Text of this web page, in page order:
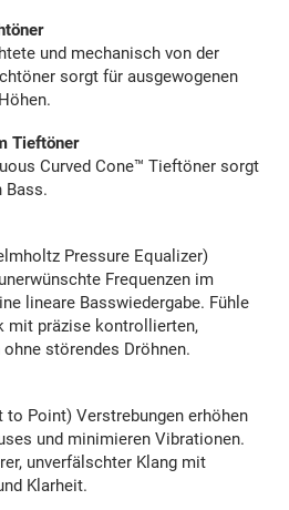
und mechanisch von der
sorgt für ausgewogenen
Tieftöner
Curved Cone™ Tieftöner sorgt
Bass.
Pressure Equalizer)
Frequenzen im
lineare Basswiedergabe. Fühle
mit präzise kontrollierten,
störendes Dröhnen.
to Point) Verstrebungen erhöhen
und minimieren Vibrationen.
unverfälschter Klang mit
Klarheit.